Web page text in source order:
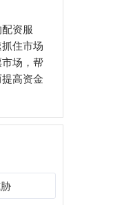
资服
住市场
场，帮
高资金